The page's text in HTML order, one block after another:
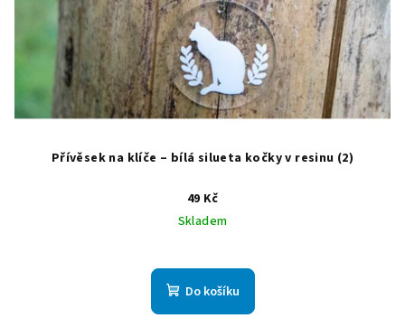
Přívěsek na klíče – bílá silueta kočky v resinu (2)
49 Kč
Skladem
Do košíku